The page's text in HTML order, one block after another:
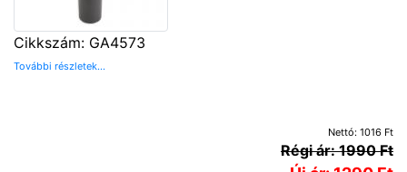
Cikkszám: GA4573
További részletek...
Nettó: 1016 Ft
Régi ár: 1990 Ft